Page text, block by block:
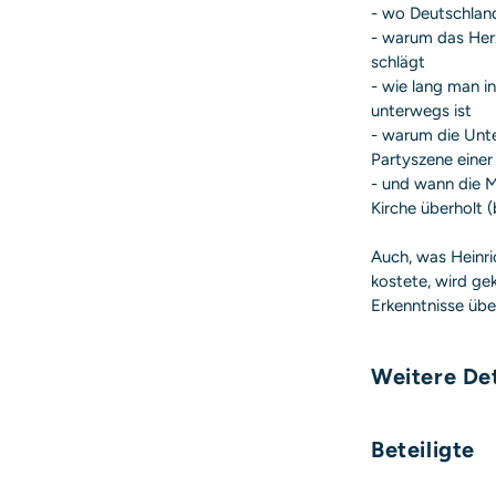
- wo
- warum das
schlägt
- wie lang man
unterwegs ist
- warum die
Partyszene
- und wann die
Kirche überholt
Auch, was
kostete, wird
Erkenntnisse
Weitere
Beteiligte